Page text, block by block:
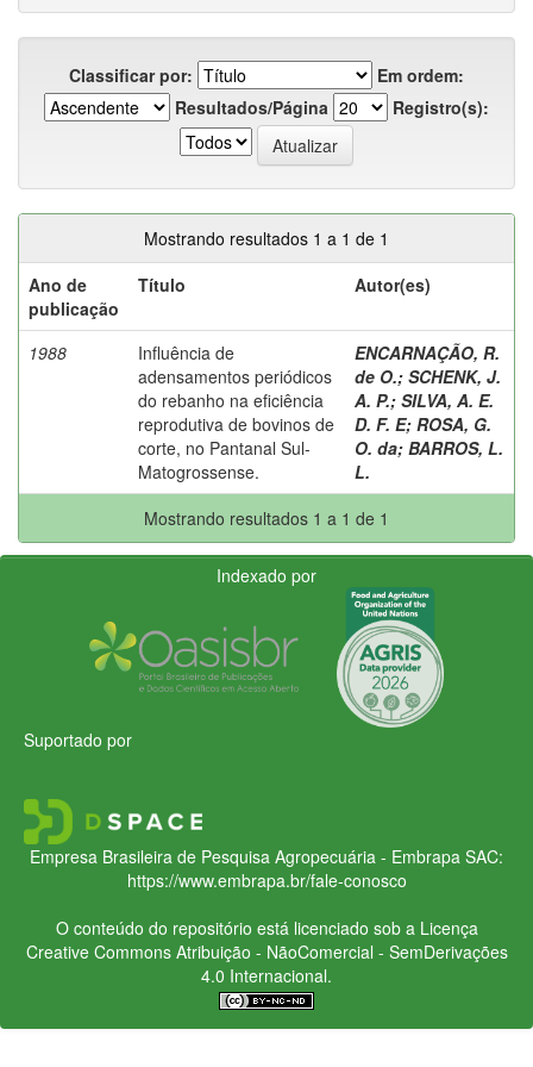
Classificar por:
Em ordem:
Resultados/Página
Registro(s):
Mostrando resultados 1 a 1 de 1
Ano de
publicação
Título Autor(es)
1988
Influência de
adensamentos periódicos
do rebanho na eficiência
reprodutiva de bovinos de
corte, no Pantanal Sul-
Matogrossense.
ENCARNAÇÃO, R.
de O.; SCHENK, J.
A. P.; SILVA, A. E.
D. F. E; ROSA, G.
O. da; BARROS, L.
L.
Mostrando resultados 1 a 1 de 1
Indexado por
Suportado por
Empresa Brasileira de Pesquisa Agropecuária - Embrapa SAC:
https://www.embrapa.br/fale-conosco
O conteúdo do repositório está licenciado sob a Licença
Creative CommonsAtribuição - NãoComercial - SemDerivações
4.0 Internacional.